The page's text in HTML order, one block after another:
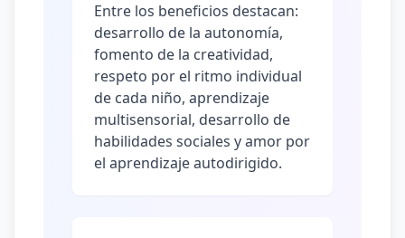
Entre los beneficios destacan:
desarrollo de la autonomía,
fomento de la creatividad,
respeto por el ritmo individual
de cada niño, aprendizaje
multisensorial, desarrollo de
habilidades sociales y amor por
el aprendizaje autodirigido.